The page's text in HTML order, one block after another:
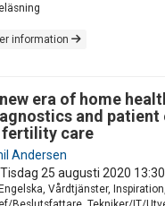
information
era of home
and patient
fertility care
Andersen
Tisdag 25 augusti 2020
Vårdtjänster,